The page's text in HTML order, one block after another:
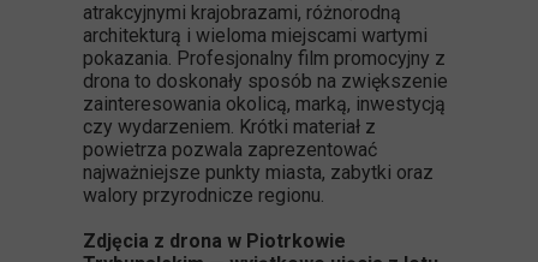
atrakcyjnymi krajobrazami, różnorodną
architekturą i wieloma miejscami wartymi
pokazania. Profesjonalny film promocyjny z
drona to doskonały sposób na zwiększenie
zainteresowania okolicą, marką, inwestycją
czy wydarzeniem. Krótki materiał z
powietrza pozwala zaprezentować
najważniejsze punkty miasta, zabytki oraz
walory przyrodnicze regionu.
Zdjęcia z drona w Piotrkowie